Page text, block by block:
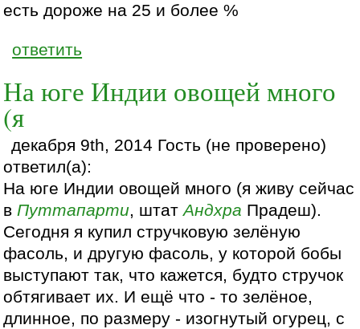
есть дороже на 25 и более %
ответить
На юге Индии овощей много
(я
декабря 9th, 2014 Гость (не проверено)
ответил(а):
На юге Индии овощей много (я живу сейчас
в Путтапарти, штатАндхра Прадеш).
Сегодня я купил стручковую зелёную
фасоль, и другую фасоль, у которой бобы
выступают так, что кажется, будто стручок
обтягивает их. И ещё что - то зелёное,
длинное, по размеру - изогнутый огурец, с